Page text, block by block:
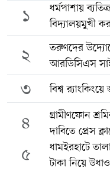
১
ধর্মপাশায়
বিদ্যালয়মুখী
২
তরুণদের
আরডিসিএস
৩ বিশ্ব
৪
গ্রামীণফোন
দাবিতে প্রেস
৫
ধামইরহাটে
টাকা নিয়ে